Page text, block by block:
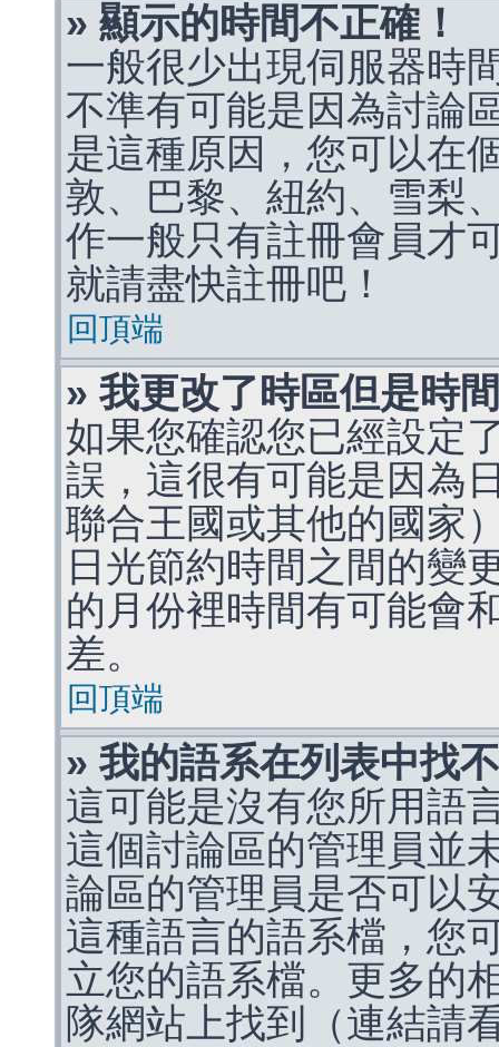
» 顯示的時間不正確！
一般很少出現伺服器時
不準有可能是因為討論
是這種原因，您可以在
敦、巴黎、紐約、雪梨
作一般只有註冊會員才
就請盡快註冊吧！
回頂端
» 我更改了時區但是時
如果您確認您已經設定
誤，這很有可能是因為
聯合王國或其他的國家
日光節約時間之間的變
的月份裡時間有可能會
差。
回頂端
» 我的語系在列表中找
這可能是沒有您所用語
這個討論區的管理員並
論區的管理員是否可以
這種語言的語系檔，您
立您的語系檔。更多的
隊網站上找到（連結請